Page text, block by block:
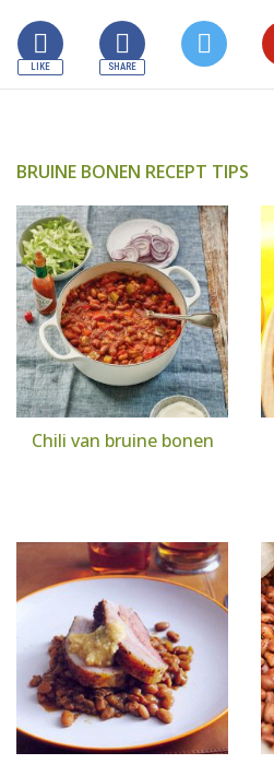
BRUINE BONEN RECEPT TIPS
Chili van bruine bonen